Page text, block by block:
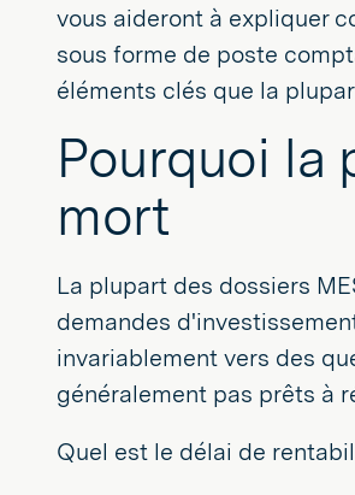
vous aideront à expliquer
sous forme de poste
éléments clés que la
Pourquoi la
mort
La plupart des dossiers
demandes
invariablement vers des
généralement pas prêts à
Quel est le délai de